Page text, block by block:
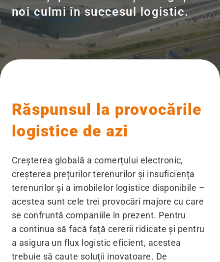
noi culmi în succesul logistic.
Răspunsul la provocările
logistice de azi
Creșterea globală a comerțului electronic,
creșterea prețurilor terenurilor și insuficiența
terenurilor și a imobilelor logistice disponibile –
acestea sunt cele trei provocări majore cu care
se confruntă companiile în prezent. Pentru
a continua să facă față cererii ridicate și pentru
a asigura un flux logistic eficient, acestea
trebuie să caute soluții inovatoare. De